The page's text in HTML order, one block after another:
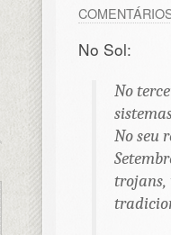
No Sol:
No
No seu
trojans,